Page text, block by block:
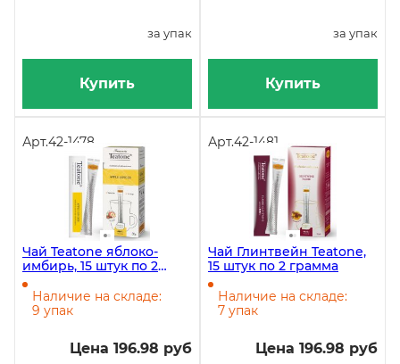
за упак
Купить
за упак
Купить
Арт.42-1478
Чай Teatone яблоко-
имбирь, 15 штук по 2
грамма
Наличие на складе:
9 упак
Цена 196.98 руб
Арт.42-1481
Чай Глинтвейн Teatone,
15 штук по 2 грамма
Наличие на складе:
7 упак
Цена 196.98 руб